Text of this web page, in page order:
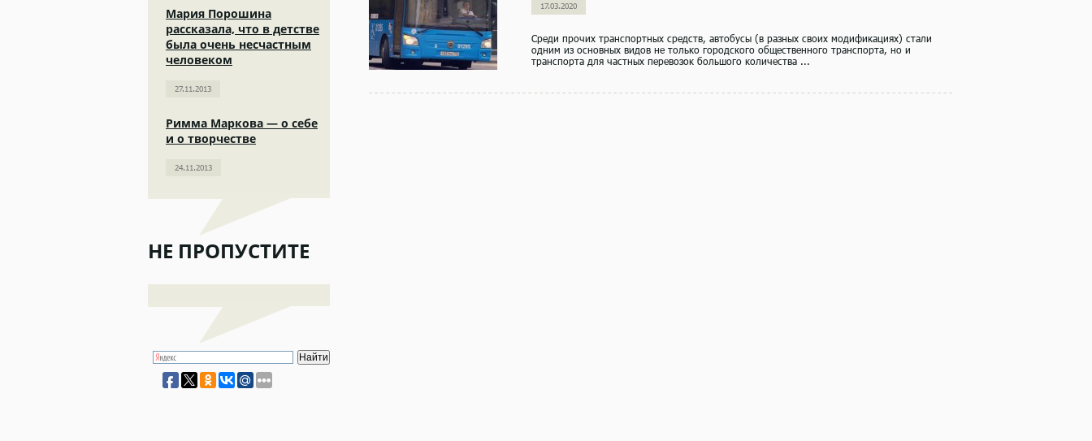
Мария Порошина
рассказала, что в детстве
была очень несчастным
человеком
27.11.2013
Римма Маркова — о себе
и о творчестве
24.11.2013
НЕ ПРОПУСТИТЕ
17.03.2020
Среди прочих транспортных средств, автобусы (в разных своих модификациях) стали
одним из основных видов не только городского общественного транспорта, но и
транспорта для частных перевозок большого количества ...